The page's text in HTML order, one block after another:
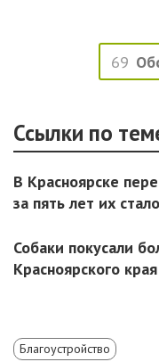
69
Ссылки по
В Красноярске
за пять лет их
Собаки покусали
Красноярского
Благоустройство